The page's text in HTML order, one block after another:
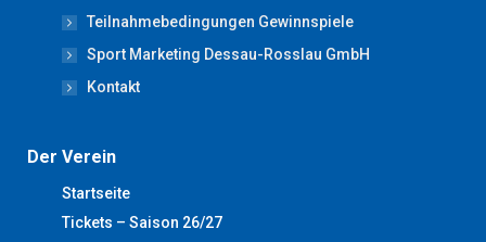
windowwindowwindowwindowwindow
Teilnahmebedingungen Gewinnspiele
Sport Marketing Dessau-Rosslau GmbH
Kontakt
Der Verein
Startseite
Tickets – Saison 26/27